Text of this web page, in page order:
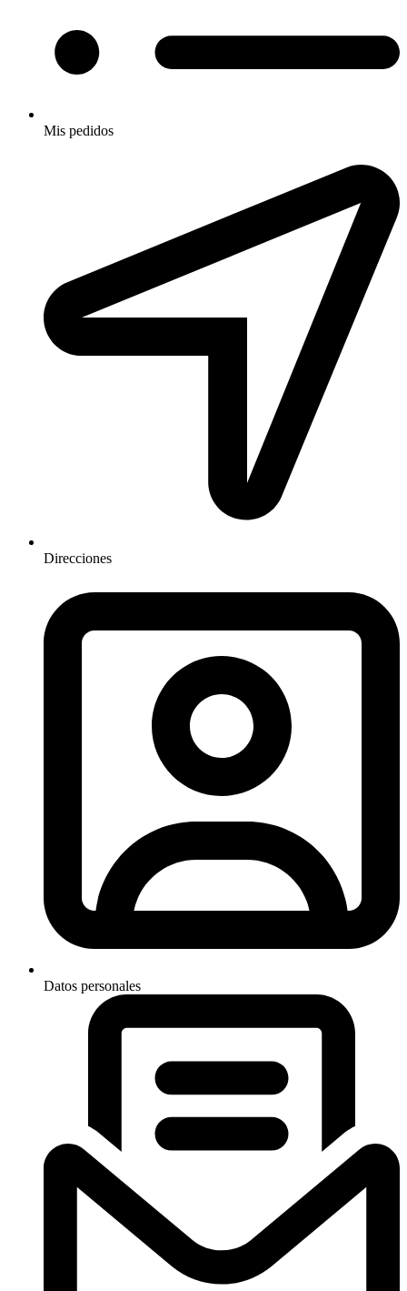
Mis pedidos
Direcciones
Datos personales